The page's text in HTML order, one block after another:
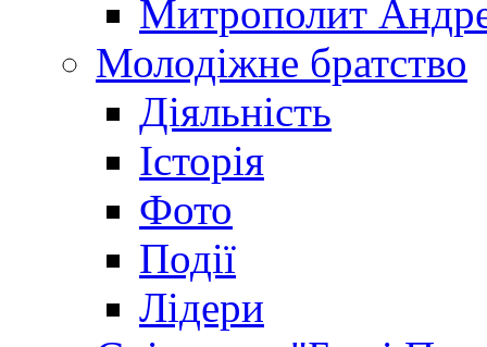
Митрополит
Молодіжне братство
Діяльність
Історія
Фото
Події
Лідери